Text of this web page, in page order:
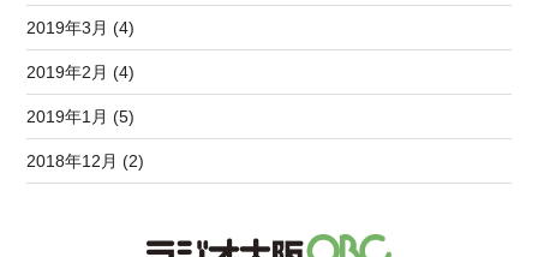
2019年3月 (4)
2019年2月 (4)
2019年1月 (5)
2018年12月 (2)